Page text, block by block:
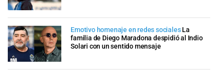
Emotivo homenaje en redes sociales La
familia de Diego Maradona despidió al Indio
Solari con un sentido mensaje